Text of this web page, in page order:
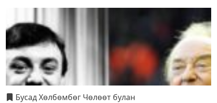
Бусад Хөлбөмбөг Чөлөөт булан